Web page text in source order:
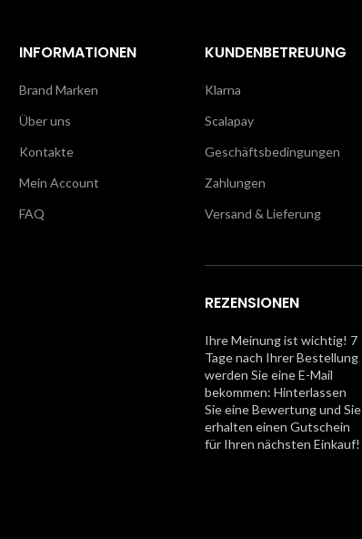
INFORMATIONEN
Brand Marken
Über uns
Kontakte
Mein Account
FAQ
KUNDENBETREUUNG
Klarna
Scalapay
Geschäftsbedingungen
Zahlungen
Versand & Lieferung
REZENSIONEN
Ihre Meinung ist wichtig! 7
Tage nach Ihrer Bestellung
werden Sie eine E-Mail
bekommen: Hinterlassen
Sie eine Bewertung und Sie
erhalten einen Gutschein
für Ihren nächsten Einkauf!